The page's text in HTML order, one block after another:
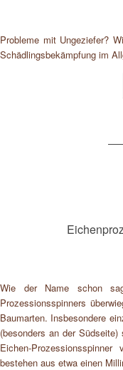
Probleme mit Ungeziefer?
Schädlingsbekämpfung im
Wie der Name schon
Prozessionsspinners
Baumarten. Insbesondere
(besonders an der
Eichen-
bestehen aus etwa einen